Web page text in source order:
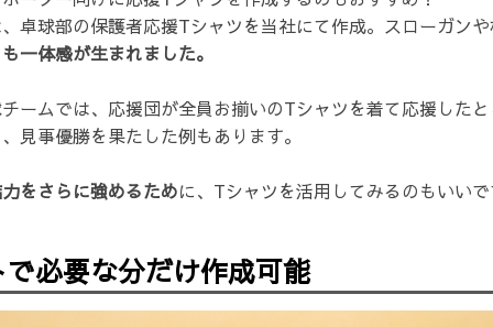
卓球部の保護者応援Tシャツを当社にて作成。スローガン
一体感が生まれました。
ームでは、応援団が全員お揃いのTシャツを着て応援した
見事優勝を果たした例もあります。
をさらに強めるために、Tシャツを活用してみるのもいい
必要な分だけ作成可能